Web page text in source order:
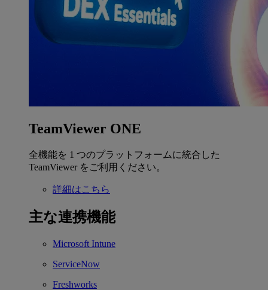
TeamViewer ONE
全機能を 1 つのプラットフォームに統合した
TeamViewer をご利用ください。
詳細はこちら
主な連携機能
Microsoft Intune
ServiceNow
Freshworks